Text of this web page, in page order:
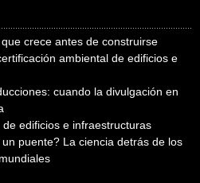
crece antes de construirse
ambiental de edificios e
cuando la divulgación en
edificios e infraestructuras
puente? La ciencia detrás de los